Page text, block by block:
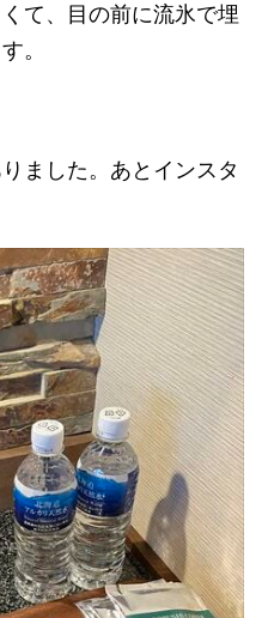
て、目の前に流氷で埋
。
ました。あとインスタ